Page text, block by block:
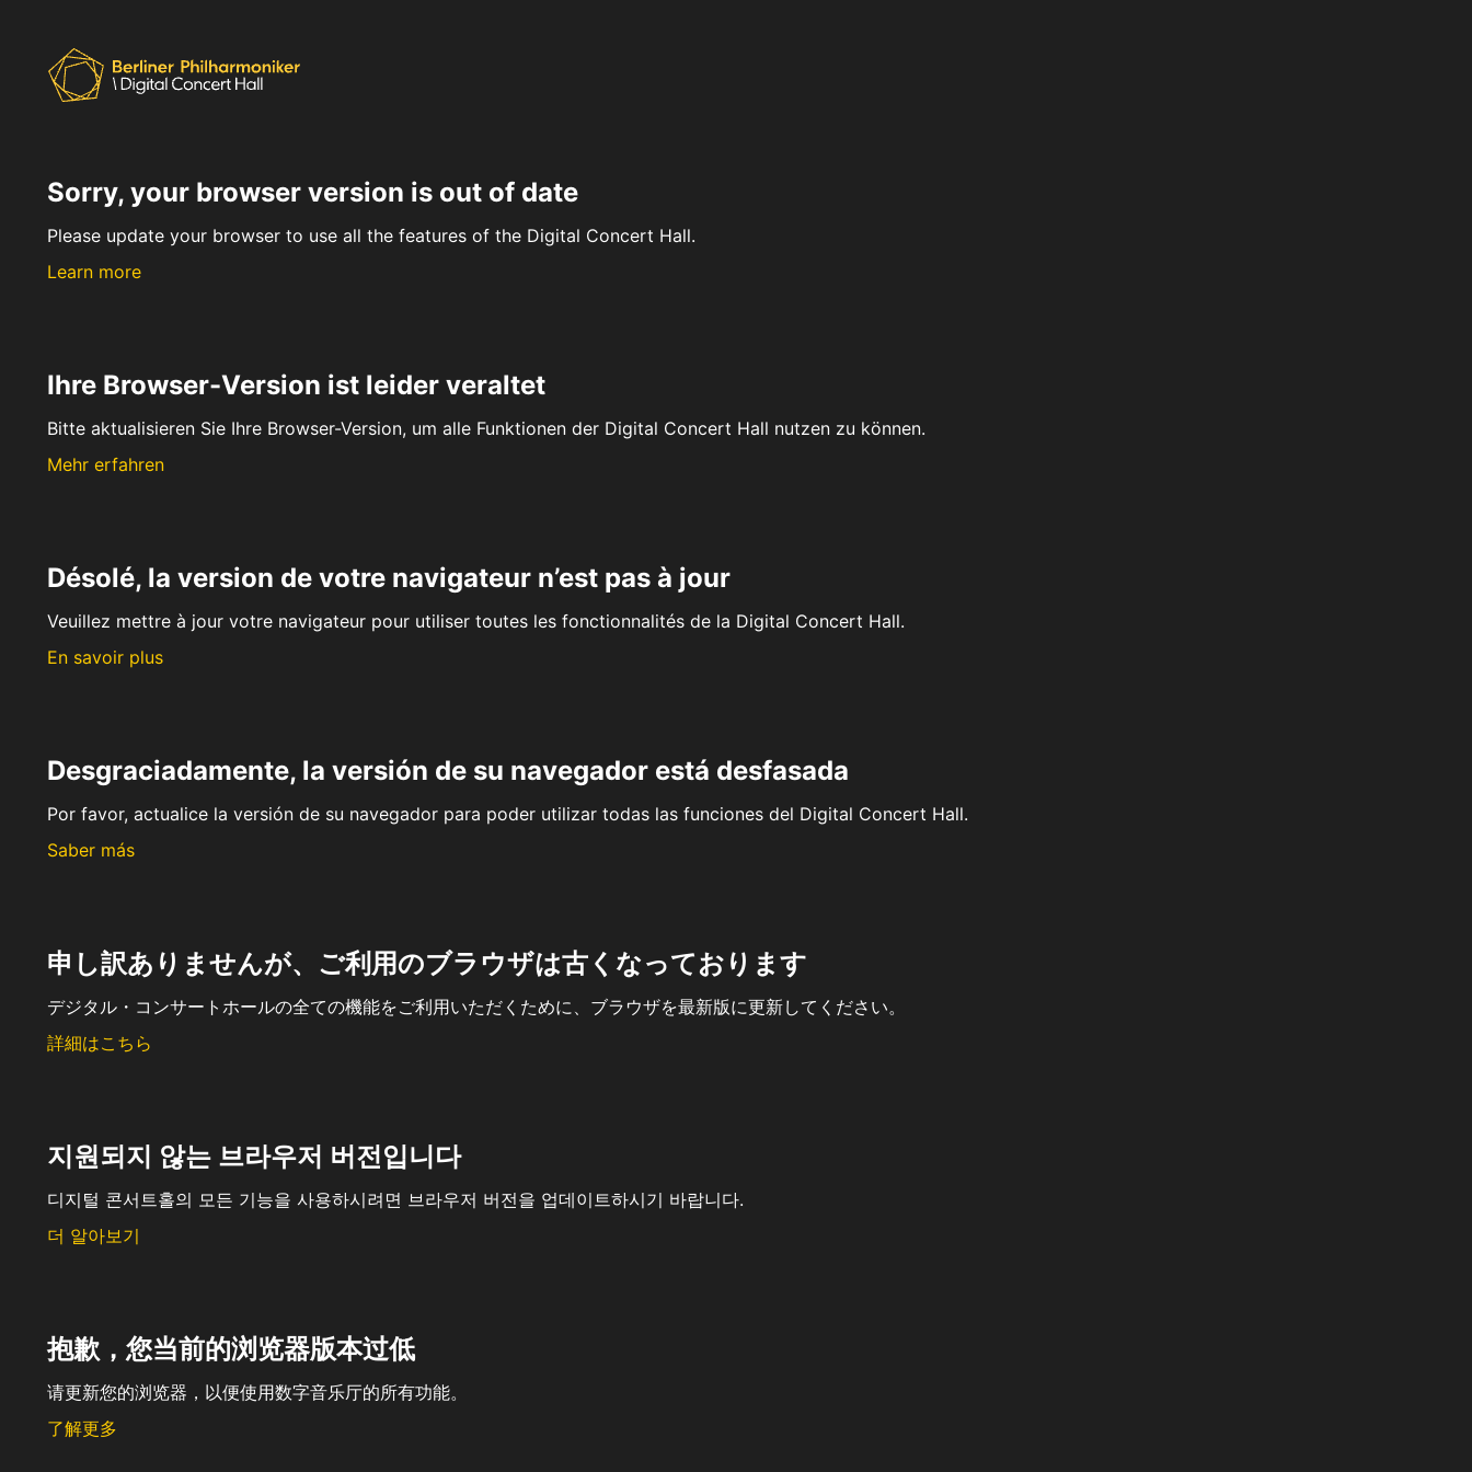
Sorry, your browser version is out of date
Please update your browser to use all the features of the Digital Concert Hall.
Learn more
Ihre Browser-Version ist leider veraltet
Bitte aktualisieren Sie Ihre Browser-Version, um alle Funktionen der Digital Concert Hall nutzen zu können.
Mehr erfahren
Désolé, la version de votre navigateur n’est pas à jour
Veuillez mettre à jour votre navigateur pour utiliser toutes les fonctionnalités de la Digital Concert Hall.
En savoir plus
Desgraciadamente, la versión de su navegador está desfasada
Por favor, actualice la versión de su navegador para poder utilizar todas las funciones del Digital Concert Hall.
Saber más
申し訳ありませんが、ご利用のブラウザは古くなっております
デジタル・コンサートホールの全ての機能をご利用いただくために、ブラウザを最新版に更新してください。
詳細はこちら
지원되지 않는 브라우저 버전입니다
디지털 콘서트홀의 모든 기능을 사용하시려면 브라우저 버전을 업데이트하시기 바랍니다.
더 알아보기
抱歉，您当前的浏览器版本过低
请更新您的浏览器，以便使用数字音乐厅的所有功能。
了解更多